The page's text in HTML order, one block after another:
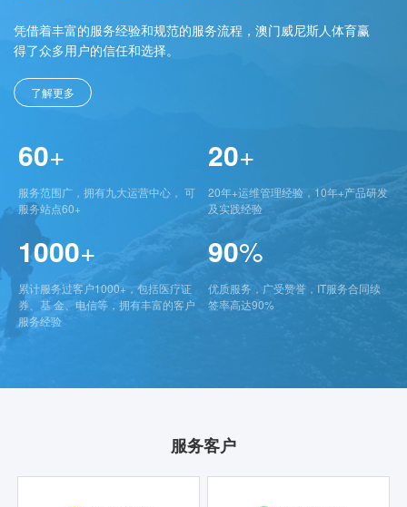
凭借着丰富的服务经验和规范的服务流程，澳门威尼斯人体育赢
得了众多用户的信任和选择。
了解更多
60+
服务范围广，拥有九大运营中心， 可
服务站点60+
20+
20年+运维管理经验，10年+产品研发
及实践经验
1000+
累计服务过客户1000+，包括医疗证
券、基 金、电信等，拥有丰富的客户
服务经验
90%
优质服务，广受赞誉，IT服务合同续
签率高达90%
服务客户